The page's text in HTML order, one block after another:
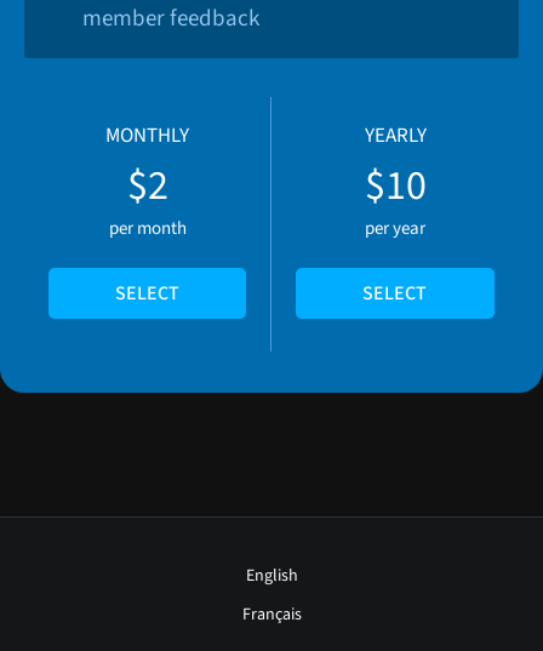
member feedback
MONTHLY
$2
per month
SELECT
YEARLY
$10
per year
SELECT
English
Français